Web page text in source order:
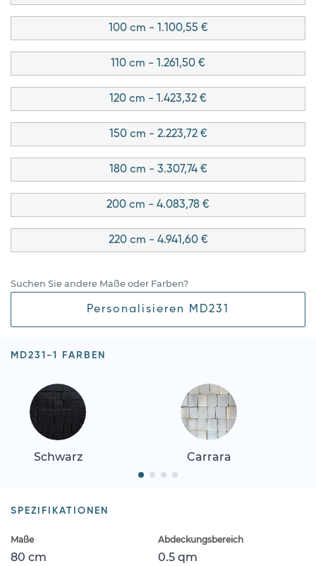
100 cm - 1.100,55 €
110 cm - 1.261,50 €
120 cm - 1.423,32 €
150 cm - 2.223,72 €
180 cm - 3.307,74 €
200 cm - 4.083,78 €
220 cm - 4.941,60 €
Suchen Sie andere Maße oder Farben?
Personalisieren MD231
MD231-1 FARBEN
Schwarz Carrara
SPEZIFIKATIONEN
Maße
80 cm
Abdeckungsbereich
0.5 qm